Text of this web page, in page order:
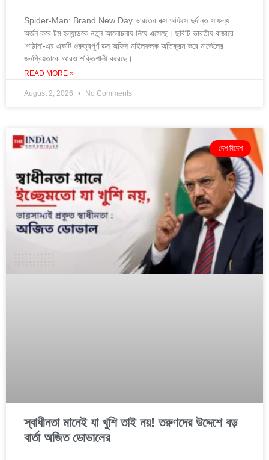
Spider-Man: Brand New Day ভারতের বক্স অফিসে দুর্দান্ত সাফল্য
অর্জন করে টম হল্যান্ডকে নতুন আলোচনায় নিয়ে এসেছে। ছবিটি ভারতীয় বাজারে
‘পাঠান’-এর একটি গুরুত্বপূর্ণ বক্স অফিস মাইলফলক অতিক্রম করে মার্ভেলের
জনপ্রিয়তাকে আরও শক্তিশালী করেছে।
READ MORE »
August 2, 2026 No Comments
দেশ বিদেশ
স্বাধীনতা মানেই যা খুশি তাই নয়! তরুণদের উদ্দেশে বড়
বার্তা অজিত ডোভালের